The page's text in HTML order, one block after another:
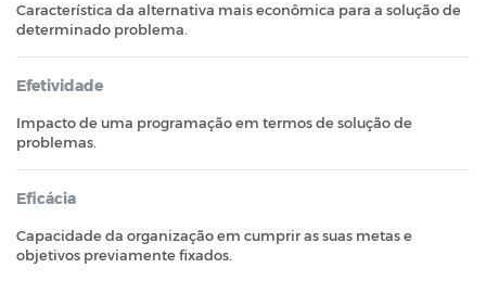
Característica da alternativa mais econômica para a solução de
determinado problema.
Efetividade
Impacto de uma programação em termos de solução de
problemas.
Eficácia
Capacidade da organização em cumprir as suas metas e
objetivos previamente fixados.